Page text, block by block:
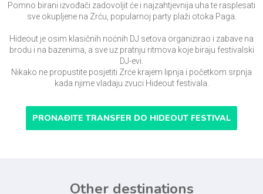
Pomno birani izvođači zadovoljit će i najzahtjevnija uha te rasplesati
sve okupljene na Zrću, popularnoj party plaži otoka Paga.
Hideout je osim klasičnih noćnih DJ setova organizirao i zabave na
brodu i na bazenima, a sve uz pratnju ritmova koje biraju festivalski
DJ-evi.
Nikako ne propustite posjetiti Zrće krajem lipnja i početkom srpnja
kada njime vladaju zvuci Hideout festivala.
PRONAĐITE TRANSFER DO HIDEOUT FESTIVAL
Other destinations